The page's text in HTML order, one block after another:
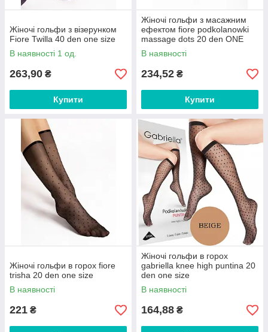
Жіночі гольфи з візерунком
Fiore Twilla 40 den one size
В наявності 1 од.
263,90 ₴
Купити
Жіночі гольфи з масажним
ефектом fiore podkolanowki
massage dots 20 den ONE
SIZE
В наявності
234,52 ₴
Купити
Жіночі гольфи в горох fiore
trisha 20 den one size
В наявності
221 ₴
Жіночі гольфи в горох
gabriella knee high puntina 20
den one size
В наявності
164,88 ₴